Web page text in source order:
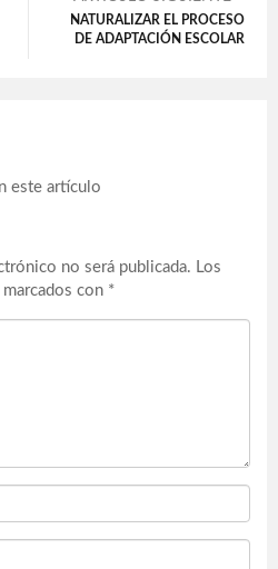
NATURALIZAR EL PROCESO
DE ADAPTACIÓN ESCOLAR
este artículo
no será publicada. Los
con *